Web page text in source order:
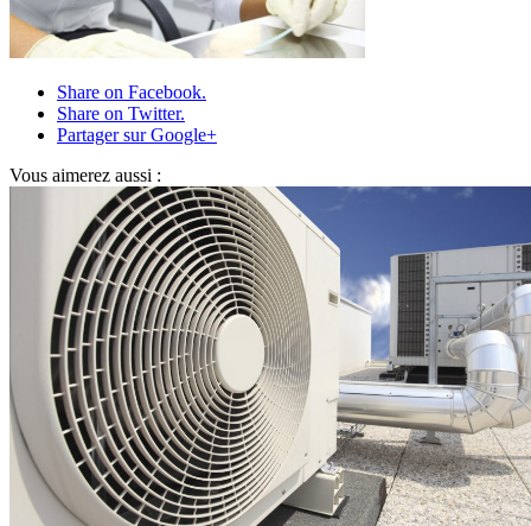
Share on Facebook.
Share on Twitter.
Partager sur Google+
Vous aimerez aussi :